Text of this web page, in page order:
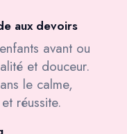
aux devoirs
avant ou
et douceur.
le calme,
réussite.